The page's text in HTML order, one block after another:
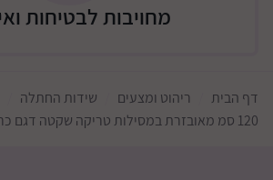
תוספת 200 שקלים: ישובים מרוחקים
תוספת 200 שקלים: כביש 60 + איזור כביש 5 בין עלי ליצהר
מחויבות לבטיחות
דף הבית ריהוט ומצעים שידות החתלה
120 סמ מאובזרת במסילות טריקה שקטה דגם כרמל